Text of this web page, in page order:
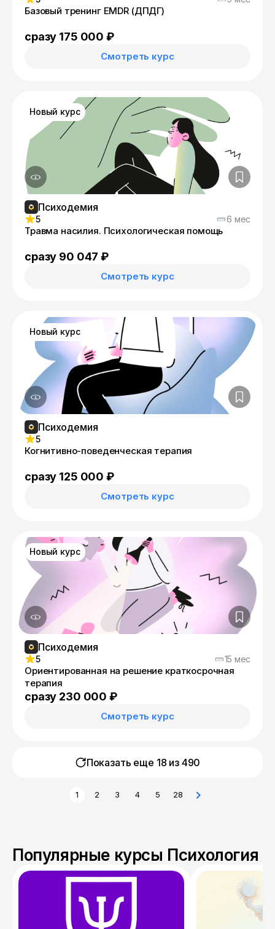
Базовый тренинг EMDR (ДПДГ)
сразу 175 000 ₽
Смотреть курс
Новый курс
Психодемия
5 6 мес
Травма насилия. Психологическая помощь
сразу 90 047 ₽
Смотреть курс
Новый курс
Психодемия
5
Когнитивно-поведенческая терапия
сразу 125 000 ₽
Смотреть курс
Новый курс
Психодемия
5 15 мес
Ориентированная на решение краткосрочная
терапия
сразу 230 000 ₽
Смотреть курс
Показать еще 18 из 490
1 2 3 4 5 28
Популярные курсы Психология